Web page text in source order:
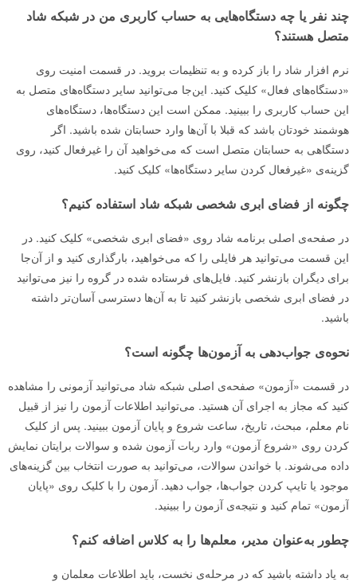
چند نفر یا چه دستگاه‌هایی به حساب کاربری من در شبکه شاد
متصل هستند؟
نرم افزار شاد را باز کرده و به تنظیمات بروید. در قسمت امنیت روی
«دستگاه‌های فعال» کلیک کنید. این‌جا می‌توانید سایر دستگاه‌های متصل به
این حساب کاربری را ببینید. ممکن است این دستگاه‌ها، دستگاه‌های
هوشمند خودتان باشد که قبلا با آن‌ها وارد حسابتان شده باشید. اگر
دستگاهی به حسابتان متصل است که می‌خواهید آن را غیرفعال کنید، روی
گزینه‌ی «غیرفعال کردن سایر دستگاه‌ها» کلیک کنید.
چگونه از فضای ابری شخصی شبکه شاد استفاده کنیم؟
در صفحه‌ی اصلی برنامه شاد روی «فضای ابری شخصی» کلیک کنید. در
این قسمت می‌توانید هر فایلی را که می‌خواهید، بارگذاری کنید و از آن‌جا
برای دیگران بازنشر کنید. فایل‌های فرستاده‌ شده در گروه را نیز می‌توانید
در فضای ابری شخصی بازنشر کنید تا به آن‌ها دسترسی آسان‌تر داشته
باشید.
نحوه‌ی جواب‌دهی به آزمون‌ها چگونه است؟
در قسمت «آزمون» صفحه‌ی اصلی شبکه شاد می‌توانید آزمونی را مشاهده
کنید که مجاز به اجرای آن هستید. می‌توانید اطلاعات آزمون را نیز از قبیل
نام معلم، مبحث، تاریخ، ساعت شروع و پایان آزمون ببینید. پس از کلیک
کردن روی «شروع آزمون» وارد ربات آزمون شده و سوالات برایتان نمایش
داده می‌شوند. با خواندن سوالات، می‌توانید به‌ صورت انتخاب بین گزینه‌های
موجود یا تایپ کردن جواب‌ها، جواب دهید. آزمون را با کلیک روی «پایان
آزمون» تمام کنید و نتیجه‌ی آزمون را ببینید.
چطور به‌عنوان مدیر، معلم‌ها را به کلاس اضافه کنم؟
به یاد داشته باشید که در مرحله‌ی نخست، باید اطلاعات معلمان و